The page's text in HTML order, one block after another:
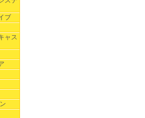
ブ
ャス